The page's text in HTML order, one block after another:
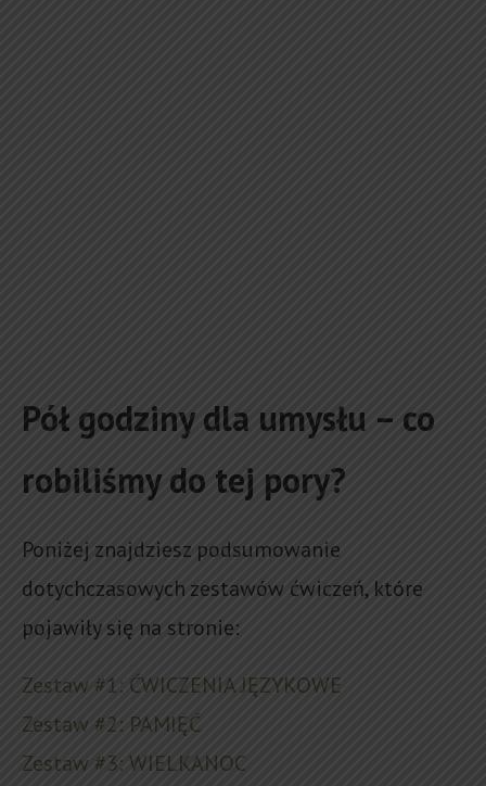
Pół godziny dla umysłu – co
robiliśmy do tej pory?
Poniżej znajdziesz podsumowanie
dotychczasowych zestawów ćwiczeń, które
pojawiły się na stronie:
Zestaw #1: ĆWICZENIA JĘZYKOWE
Zestaw #2: PAMIĘĆ
Zestaw #3: WIELKANOC